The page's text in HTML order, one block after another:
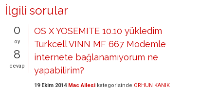
İlgili sorular
0
oy
8
cevap
OS X YOSEMITE 10.10 yükledim
Turkcell VINN MF 667 Modemle
internete bağlanamıyorum ne
yapabilirim?
19 Ekim 2014 Mac Ailesi kategorisinde ORHUN KANIK